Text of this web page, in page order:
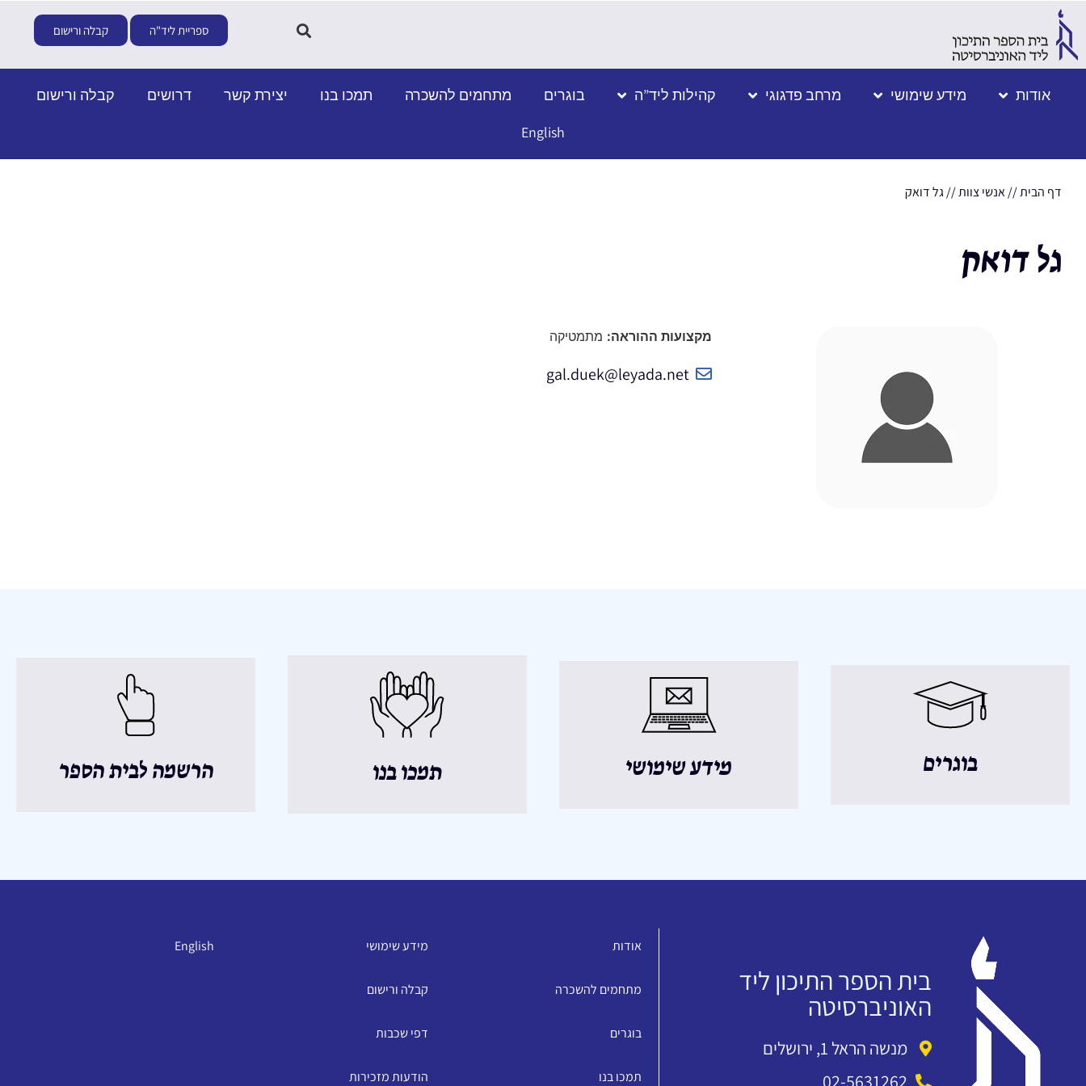
ספריית ליד"ה קבלה ורישום
אודות מידע שימושי מרחב פדגוגי קהילות ליד”ה בוגרים מתחמים להשכרה תמכו בנו יצירת קשר דרושים
קבלה ורישום
English
דף הבית//אנשי צוות//גל דואק
גל דואק
מקצועות ההוראה: מתמטיקה
gal.duek@leyada.net
בוגרים מידע שימושי תמכו בנו הרשמה לבית הספר
בית הספר התיכון ליד
האוניברסיטה
מנשה הראל 1, ירושלים
02-5631262
אודות
מתחמים להשכרה
בוגרים
תמכו בנו
מידע שימושי
קבלה ורישום
דפי שכבות
הודעות מזכירות
English